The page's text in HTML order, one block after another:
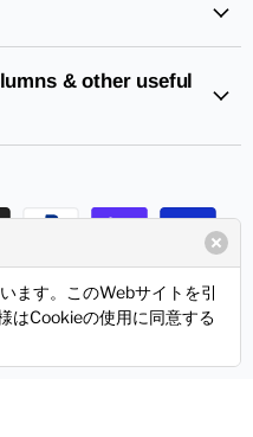
& other useful
特定商取引法に基づく表記
サンハヤトHPへ
All rights reserved.
ます。このWebサイトを引
はCookieの使用に同意する